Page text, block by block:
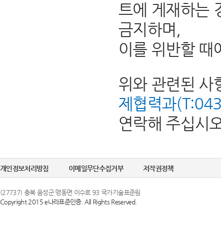
트에 게재하는
금지하며,
이를 위반할 때
위와 관련된 사
제협력과
연락해 주십시
개인정보처리방침 이메일무단수집거부 저작권정책
(27737) 충북 음성군 맹동면 이수로 93 국가기술표준원
Copyright 2015 e나라표준인증. All Rights Reserved.